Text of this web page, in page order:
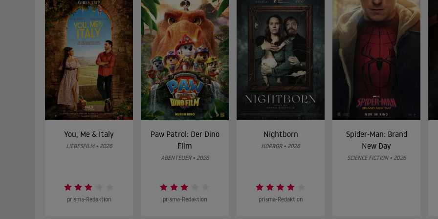
You, Me & Italy
LIEBESFILM • 2026
prisma-Redaktion
Paw Patrol: Der Dino
Film
ABENTEUER • 2026
prisma-Redaktion
Nightborn
HORROR • 2026
prisma-Redaktion
Spider-Man: Brand
New Day
SCIENCE FICTION • 2026